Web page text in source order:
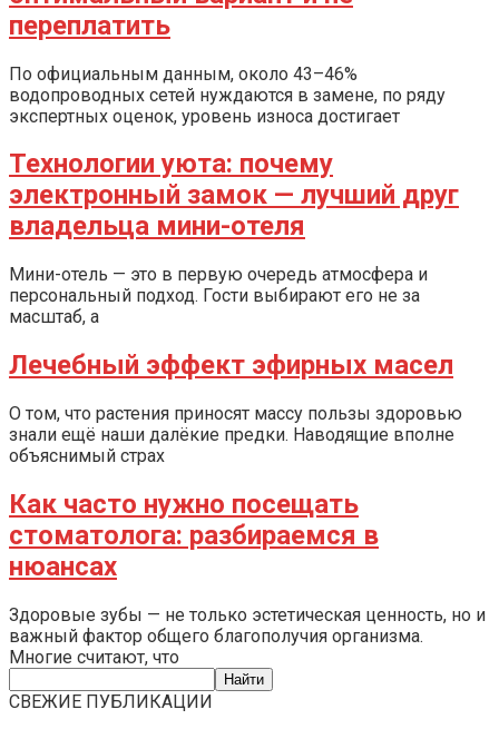
переплатить
По официальным данным, около 43–46%
водопроводных сетей нуждаются в замене, по ряду
экспертных оценок, уровень износа достигает
Технологии уюта: почему
электронный замок — лучший друг
владельца мини-отеля
Мини-отель — это в первую очередь атмосфера и
персональный подход. Гости выбирают его не за
масштаб, а
Лечебный эффект эфирных масел
О том, что растения приносят массу пользы здоровью
знали ещё наши далёкие предки. Наводящие вполне
объяснимый страх
Как часто нужно посещать
стоматолога: разбираемся в
нюансах
Здоровые зубы — не только эстетическая ценность, но и
важный фактор общего благополучия организма.
Многие считают, что
СВЕЖИЕ ПУБЛИКАЦИИ